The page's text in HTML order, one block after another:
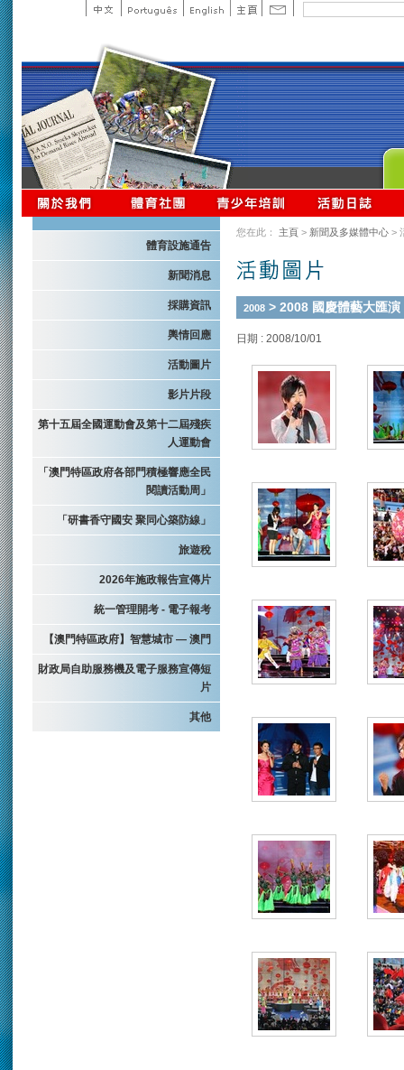
體育設施通告
新聞消息
採購資訊
輿情回應
活動圖片
影片片段
第十五屆全國運動會及第十二屆殘疾
人運動會
「澳門特區政府各部門積極響應全民
閱讀活動周」
「研書香守國安 聚同心築防線」
旅遊稅
2026年施政報告宣傳片
統一管理開考 - 電子報考
【澳門特區政府】智慧城市 — 澳門
財政局自助服務機及電子服務宣傳短
片
其他
您在此： 主頁 > 新聞及多媒體中心 >
2008 > 2008 國慶體藝大匯演
日期 : 2008/10/01